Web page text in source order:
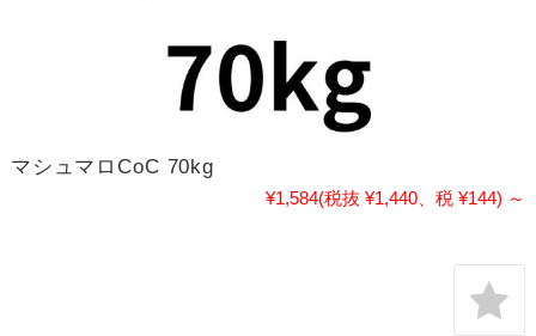
マシュマロCoC 70kg
¥1,584(税抜 ¥1,440、税 ¥144) ～